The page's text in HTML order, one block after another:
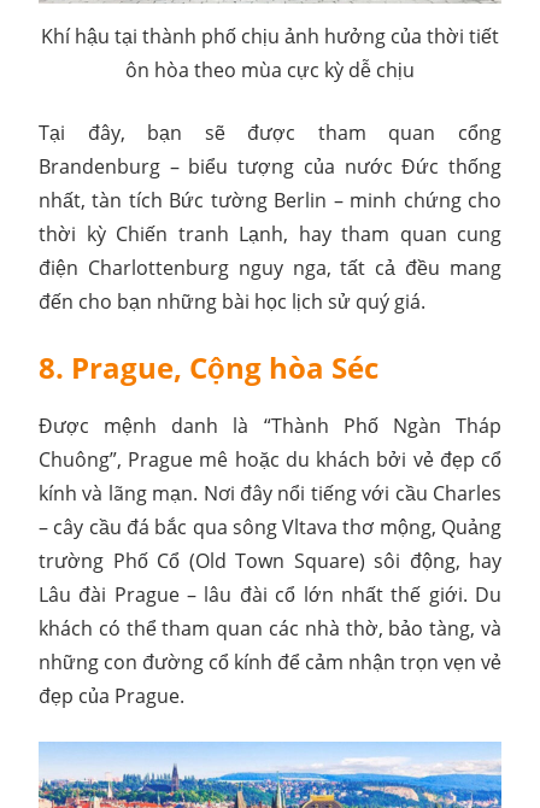
Khí hậu tại thành phố chịu ảnh hưởng của thời tiết
ôn hòa theo mùa cực kỳ dễ chịu
Tại đây, bạn sẽ được tham quan cổng
Brandenburg – biểu tượng của nước Đức thống
nhất, tàn tích Bức tường Berlin – minh chứng cho
thời kỳ Chiến tranh Lạnh, hay tham quan cung
điện Charlottenburg nguy nga, tất cả đều mang
đến cho bạn những bài học lịch sử quý giá.
8. Prague, Cộng hòa Séc
Được mệnh danh là “Thành Phố Ngàn Tháp
Chuông”, Prague mê hoặc du khách bởi vẻ đẹp cổ
kính và lãng mạn. Nơi đây nổi tiếng với cầu Charles
– cây cầu đá bắc qua sông Vltava thơ mộng, Quảng
trường Phố Cổ (Old Town Square) sôi động, hay
Lâu đài Prague – lâu đài cổ lớn nhất thế giới. Du
khách có thể tham quan các nhà thờ, bảo tàng, và
những con đường cổ kính để cảm nhận trọn vẹn vẻ
đẹp của Prague.